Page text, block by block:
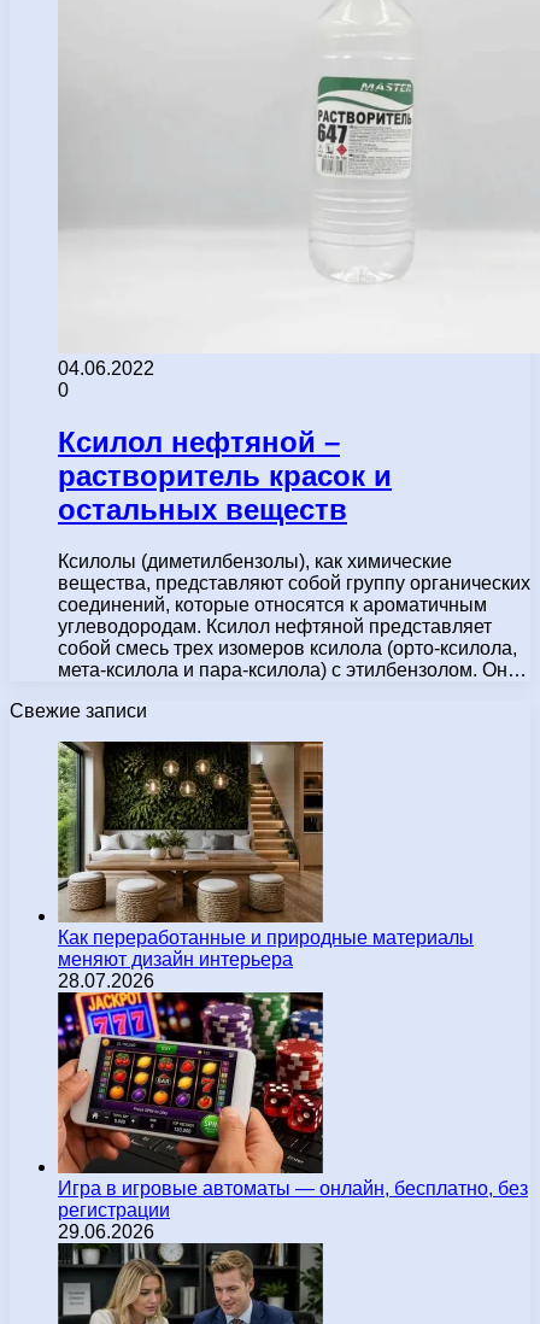
04.06.2022
0
Ксилол нефтяной –
растворитель красок и
остальных веществ
Ксилолы (диметилбензолы), как химические
вещества, представляют собой группу органических
соединений, которые относятся к ароматичным
углеводородам. Ксилол нефтяной представляет
собой смесь трех изомеров ксилола (орто-ксилола,
мета-ксилола и пара-ксилола) с этилбензолом. Он…
Свежие записи
Как переработанные и природные материалы
меняют дизайн интерьера
28.07.2026
Игра в игровые автоматы — онлайн, бесплатно, без
регистрации
29.06.2026